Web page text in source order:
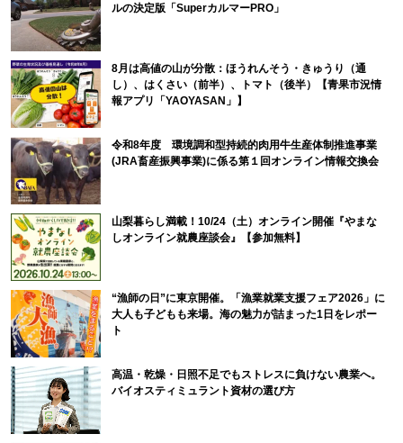
ルの決定版「SuperカルマーPRO」
8月は高値の山が分散：ほうれんそう・きゅうり（通
し）、はくさい（前半）、トマト（後半）【青果市況情
報アプリ「YAOYASAN」】
令和8年度 環境調和型持続的肉用牛生産体制推進事業
(JRA畜産振興事業)に係る第１回オンライン情報交換会
山梨暮らし満載！10/24（土）オンライン開催『やまな
しオンライン就農座談会』【参加無料】
“漁師の日”に東京開催。「漁業就業支援フェア2026」に
大人も子どもも来場。海の魅力が詰まった1日をレポー
ト
高温・乾燥・日照不足でもストレスに負けない農業へ。
バイオスティミュラント資材の選び方